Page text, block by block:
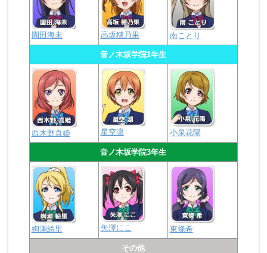
園田海未 高坂穂乃果 南ことり
音ノ木坂学院1年生
西木野真姫 星空凛 小泉花陽
音ノ木坂学院3年生
絢瀬絵里 矢澤にこ 東條希
その他